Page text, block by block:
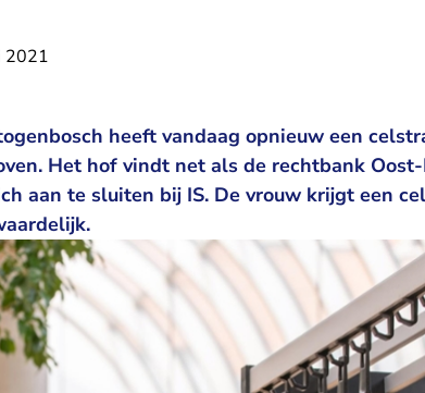
2021
heeft vandaag opnieuw een
Het hof vindt net als de rechtbank
aan te sluiten bij IS. De vrouw krijgt een